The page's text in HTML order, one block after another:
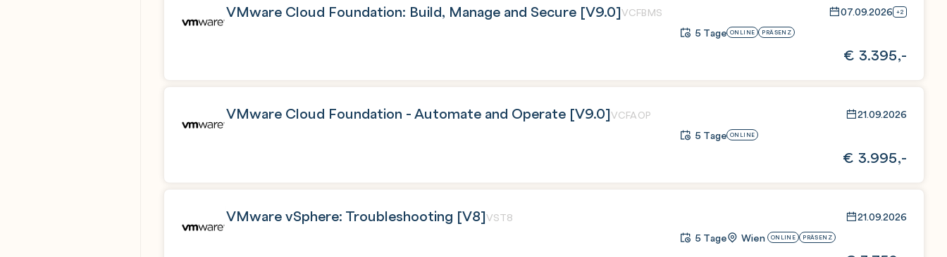
5 Tage ONLINE PRÄSENZ
VMware Cloud Foundation: Build, Manage and Secure [V9.0]VCFBMS 07.09.2026 +2
€ 3.395,-
5 Tage ONLINE
VMware Cloud Foundation - Automate and Operate [V9.0]VCFAOP 21.09.2026
€ 3.995,-
5 Tage Wien ONLINE PRÄSENZ
VMware vSphere: Troubleshooting [V8]VST8 21.09.2026